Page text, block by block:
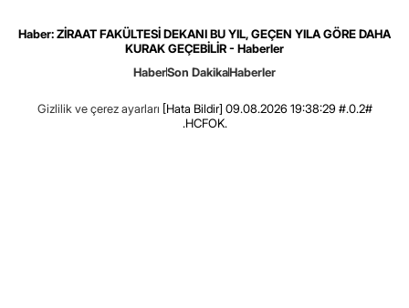
Haber: ZİRAAT FAKÜLTESİ DEKANI BU YIL, GEÇEN YILA GÖRE DAHA
KURAK GEÇEBİLİR - Haberler
HaberSon DakikaHaberler
Gizlilik ve çerez ayarları [Hata Bildir] 09.08.2026 19:38:29 #.0.2#
.HCFOK.